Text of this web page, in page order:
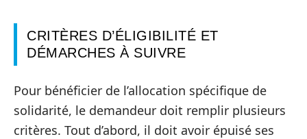
CRITÈRES D’ÉLIGIBILITÉ ET
DÉMARCHES À SUIVRE
Pour bénéficier de l’allocation spécifique de
solidarité, le demandeur doit remplir plusieurs
critères. Tout d’abord, il doit avoir épuisé ses